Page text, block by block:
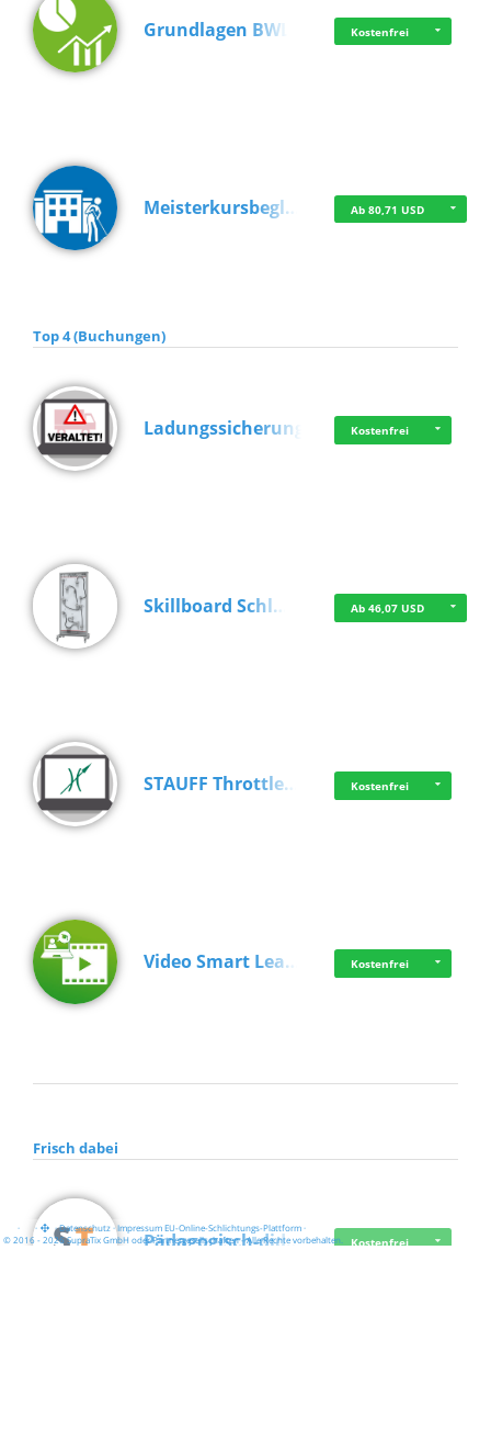
Grundlagen BWL Kostenfrei
Meisterkursbegl… Ab 80,71 USD
Top 4 (Buchungen)
Ladungssicherung Kostenfrei
Skillboard Schl… Ab 46,07 USD
STAUFF Throttle… Kostenfrei
Video Smart Lea… Kostenfrei
Frisch dabei
Pädagogisch-did… Kostenfrei
· · ·Datenschutz·Impressum EU-Online-Schlichtungs-Plattform·
© 2016 - 2026 SupraTix GmbH oder Partnergesellschaften - Alle Rechte vorbehalten.